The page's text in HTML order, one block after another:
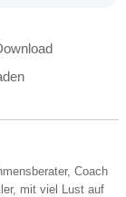
Coach
mit viel Lust auf